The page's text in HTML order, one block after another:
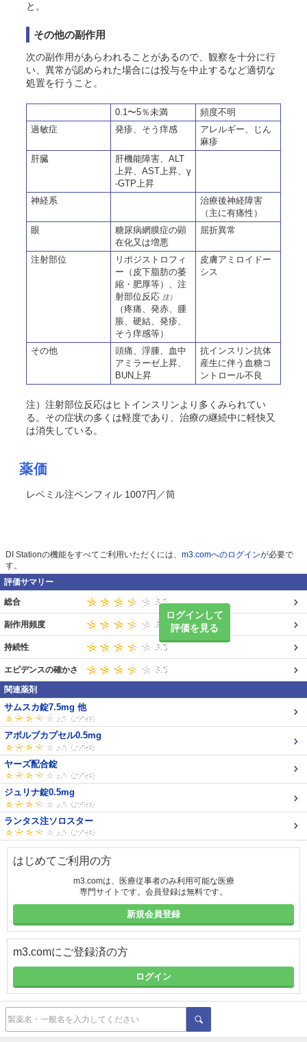
と。
その他の副作用
次の副作用があらわれることがあるので、観察を十分に行
い、異常が認められた場合には投与を中止するなど適切な
処置を行うこと。
0.1〜5％未満
頻度不明
過敏症
発疹、そう痒感
アレルギー、じん
麻疹
肝臓
肝機能障害、ALT
上昇、AST上昇、γ
-GTP上昇
神経系
治療後神経障害
（主に有痛性）
眼
糖尿病網膜症の顕
在化又は増悪
屈折異常
注射部位
リポジストロフィ
ー（皮下脂肪の萎
縮・肥厚等）、注
射部位反応 注）
（疼痛、発赤、腫
脹、硬結、発疹、
そう痒感等）
皮膚アミロイドー
シス
その他
頭痛、浮腫、血中
アミラーゼ上昇、
BUN上昇
抗インスリン抗体
産生に伴う血糖コ
ントロール不良
注）注射部位反応はヒトインスリンより多くみられてい
る。その症状の多くは軽度であり、治療の継続中に軽快又
は消失している。
薬価
レベミル注ペンフィル 1007円／筒
DI Stationの機能をすべてご利用いただくには、 m3.comへのログインが必要で
す。
評価サマリー
ログインして
評価を見る
総合
副作用頻度
持続性
エビデンスの確かさ
関連薬剤
サムスカ錠7.5mg 他
アボルブカプセル0.5mg
ヤーズ配合錠
ジュリナ錠0.5mg
ランタス注ソロスター
はじめてご利用の方
m3.comは、医療従事者のみ利用可能な医療
専門サイトです。会員登録は無料です。
新規会員登録
m3.comにご登録済の方
ログイン